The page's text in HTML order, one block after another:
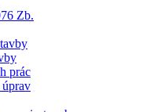
Zb.
prác
úprav